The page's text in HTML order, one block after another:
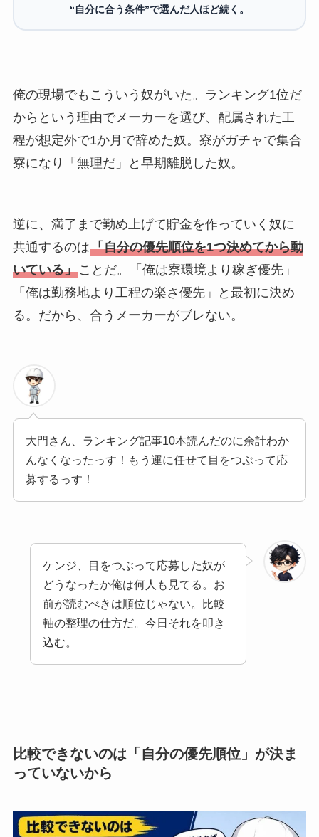
“自分に合う条件”で選んだ人ほど続く。
俺の現場でもこういう奴がいた。ランキング1位だ
からという理由でメーカーを選び、配属された工
程が想定外で1か月で辞めた奴。寮がガチャで集合
寮になり「無理だ」と早期離脱した奴。
逆に、満了まで勤め上げて貯金を作っていく奴に
共通するのは「自分の優先順位を1つ決めてから動
いている」ことだ。「俺は寮環境より稼ぎ優先」
「俺は勤務地より工程の楽さ優先」と最初に決め
る。だから、合うメーカーがブレない。
大門さん、ランキング記事10本読んだのに余計わか
んなくなったっす！もう運に任せて目をつぶって応
募するっす！
ケンジ、目をつぶって応募した奴が
どうなったか俺は何人も見てる。お
前が読むべきは順位じゃない。比較
軸の整理の仕方だ。今日それを叩き
込む。
比較できないのは「自分の優先順位」が決ま
っていないから